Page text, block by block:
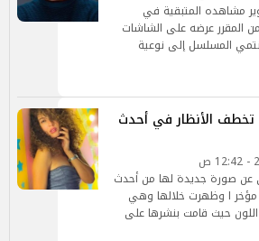
مشاهده المتبقية في
المقرر عرضه على الشاشات
المسلسل إلى نوعية
الأنظار في أحدث
صورة جديدة لها من أحدث
ا وظهرت خلالها وهي
حيث قامت بنشرها على